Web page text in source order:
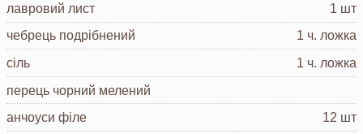
лавровий лист
1 шт
чебрець подрібнений
1 ч. ложка
сіль
1 ч. ложка
перець чорний мелений
анчоуси філе
12 шт